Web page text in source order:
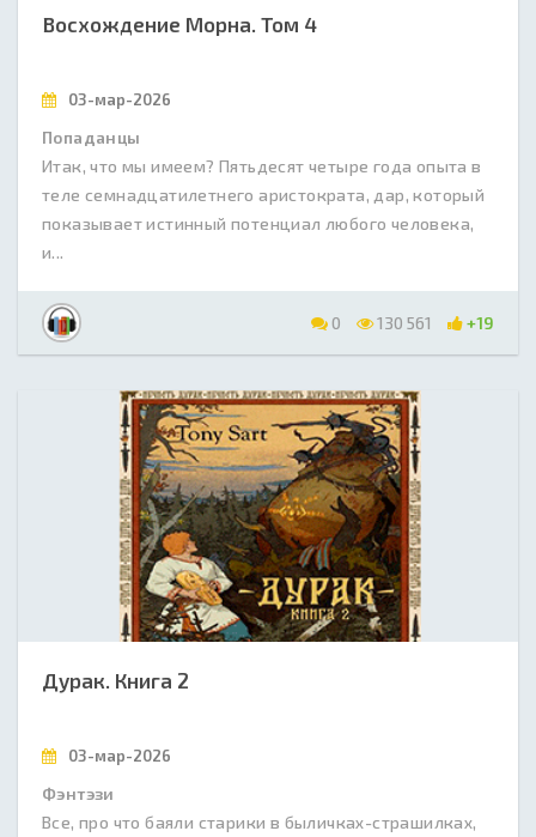
Восхождение Морна. Том 4
03-мар-2026
Попаданцы
Итак, что мы имеем? Пятьдесят четыре года опыта в
теле семнадцатилетнего аристократа, дар, который
показывает истинный потенциал любого человека,
и...
0 130 561 +19
Дурак. Книга 2
03-мар-2026
Фэнтэзи
Все, про что баяли старики в быличках-страшилках,